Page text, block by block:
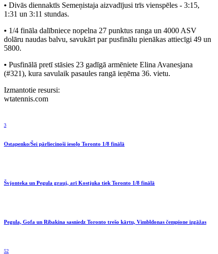
• Divās diennaktīs Semeņistaja aizvadījusi trīs vienspēles - 3:15,
1:31 un 3:11 stundas.
• 1/4 fināla dalībniece nopelna 27 punktus ranga un 4000 ASV
dolāru naudas balvu, savukārt par pusfinālu pienākas attiecīgi 49 un
5800.
• Pusfinālā pretī stāsies 23 gadīgā armēniete Elina Avanesjana
(#321), kura savulaik pasaules rangā ieņēma 36. vietu.
Izmantotie resursi:
wtatennis.com
3
Ostapenko/Šei pārliecinoši iesoļo Toronto 1/8 finālā
Švjonteka un Pegula grauj, arī Kostjuka tiek Toronto 1/8 finālā
Pegula, Gofa un Ribakina sasniedz Toronto trešo kārtu, Vimbldonas čempione izgāžas
52